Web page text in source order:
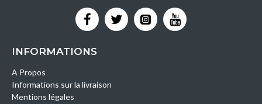
INFORMATIONS
A Propos
Informations sur la livraison
Mentions légales